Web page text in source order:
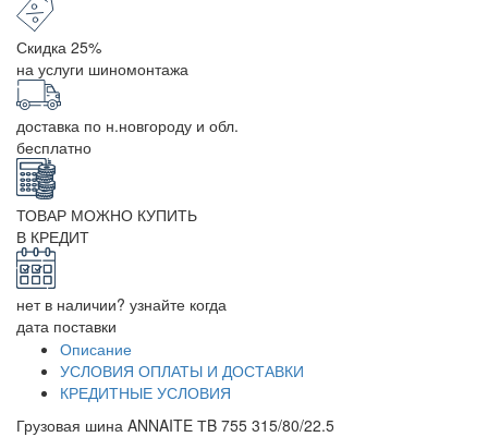
Скидка 25%
на услуги шиномонтажа
доставка по н.новгороду и обл.
бесплатно
ТОВАР МОЖНО КУПИТЬ
В КРЕДИТ
нет в наличии? узнайте когда
дата поставки
Описание
УСЛОВИЯ ОПЛАТЫ И ДОСТАВКИ
КРЕДИТНЫЕ УСЛОВИЯ
Грузовая шина ANNAITE ТB 755 315/80/22.5